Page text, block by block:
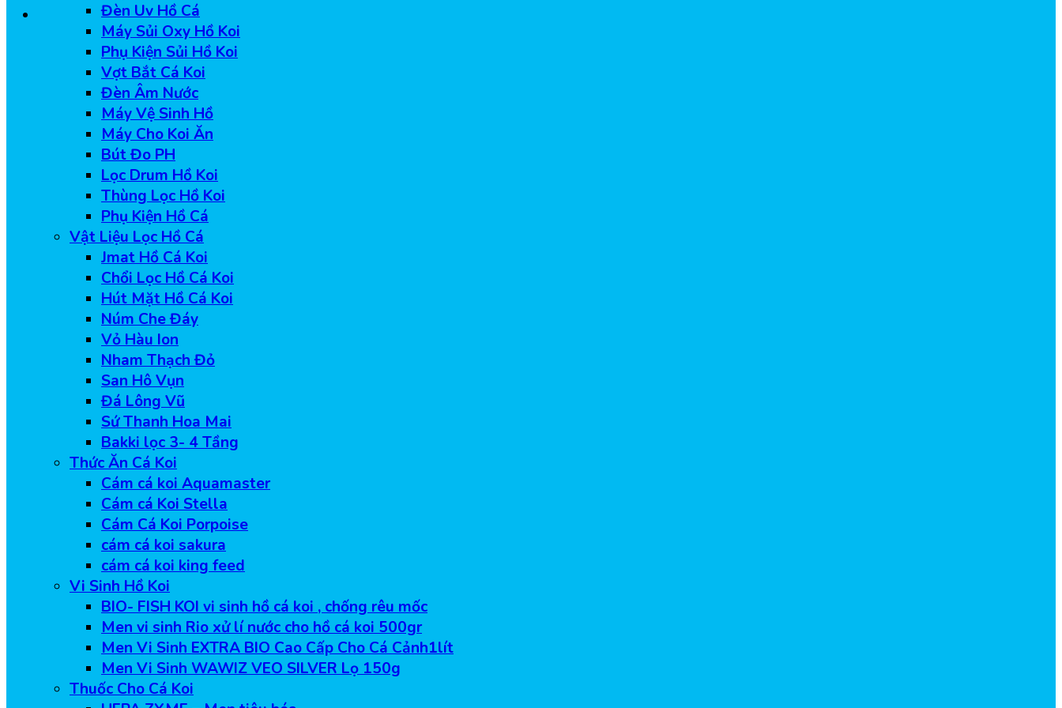
Đèn Uv Hồ Cá
Máy Sủi Oxy Hồ Koi
Phụ Kiện Sủi Hồ Koi
Vợt Bắt Cá Koi
Đèn Âm Nước
Máy Vệ Sinh Hồ
Máy Cho Koi Ăn
Bút Đo PH
Lọc Drum Hồ Koi
Thùng Lọc Hồ Koi
Phụ Kiện Hồ Cá
Vật Liệu Lọc Hồ Cá
Jmat Hồ Cá Koi
Chổi Lọc Hồ Cá Koi
Hút Mặt Hồ Cá Koi
Núm Che Đáy
Vỏ Hàu Ion
Nham Thạch Đỏ
San Hô Vụn
Đá Lông Vũ
Sứ Thanh Hoa Mai
Bakki lọc 3- 4 Tầng
Thức Ăn Cá Koi
Cám cá koi Aquamaster
Cám cá Koi Stella
Cám Cá Koi Porpoise
cám cá koi sakura
cám cá koi king feed
Vi Sinh Hồ Koi
BIO- FISH KOI vi sinh hồ cá koi , chống rêu mốc
Men vi sinh Rio xử lí nước cho hồ cá koi 500gr
Men Vi Sinh EXTRA BIO Cao Cấp Cho Cá Cảnh1lít
Men Vi Sinh WAWIZ VEO SILVER Lọ 150g
Thuốc Cho Cá Koi